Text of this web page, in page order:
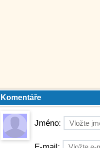
Komentáře
Jméno: